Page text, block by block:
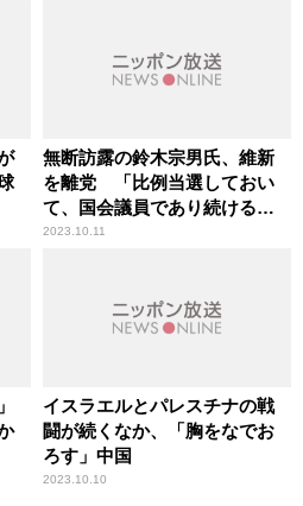
無断訪露の鈴木宗男氏、維新
を離党 「比例当選しておい
て、国会議員であり続けるの
は、どうなのか」辛坊治郎が
2023.10.11
イスラエルとパレスチナの戦
闘が続くなか、「胸をなでお
ろす」中国
2023.10.10